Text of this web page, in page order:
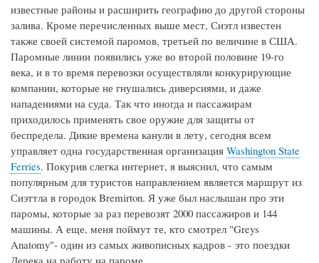
известные районы и расширить географию до другой стороны
залива. Кроме перечисленных выше мест, Сиэтл известен
также своей системой паромов, третьей по величине в США.
Паромные линии появились уже во второй половине 19-го
века, и в то время перевозки осуществляли конкурирующие
компании, которые не гнушались диверсиями, и даже
нападениями на суда. Так что иногда и пассажирам
приходилось применять свое оружие для защиты от
беспредела. Дикие времена канули в лету, сегодня всем
управляет одна государственная организация Washington State
Ferries. Покурив слегка интернет, я выяснил, что самым
популярным для туристов направлением является маршрут из
Сиэттла в городок Bremirton. Я уже был наслышан про эти
паромы, которые за раз перевозят 2000 пассажиров и 144
машины. А еще, меня поймут те, кто смотрел "Greys
Anatomy"- один из самых живописных кадров - это поездки